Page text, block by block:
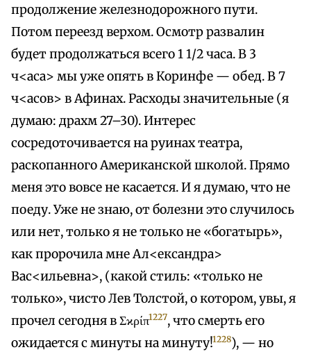
продолжение железнодорожного пути.
Потом переезд верхом. Осмотр развалин
будет продолжаться всего 1 1/2 часа. В 3
ч<аса> мы уже опять в Коринфе — обед. В 7
ч<асов> в Афинах. Расходы значительные (я
думаю: драхм 27–30). Интерес
сосредоточивается на руинах театра,
раскопанного Американской школой. Прямо
меня это вовсе не касается. И я думаю, что не
поеду. Уже не знаю, от болезни это случилось
или нет, только я не только не «богатырь»,
как пророчила мне Ал<ександра>
Вас<ильевна>, (какой стиль: «только не
только», чисто Лев Толстой, о котором, увы, я
прочел сегодня в Σϰρίπ1227, что смерть его
ожидается с минуты на минуту!1228), — но